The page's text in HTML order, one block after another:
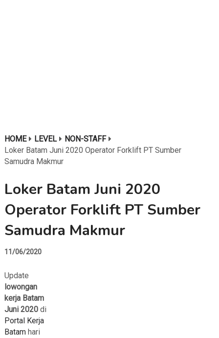
HOME LEVEL
NON-STAFF
Loker Batam Juni 2020 Operator Forklift PT Sumber
Samudra Makmur
Loker Batam Juni 2020
Operator Forklift PT Sumber
Samudra Makmur
11/06/2020
Update
lowongan
kerja Batam
Juni 2020di
Portal Kerja
Batamhari